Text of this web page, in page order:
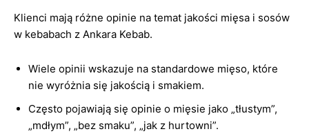
Klienci mają różne opinie na temat jakości mięsa i sosów
w kebabach z Ankara Kebab.
Wiele opinii wskazuje na standardowe mięso, które
nie wyróżnia się jakością i smakiem.
Często pojawiają się opinie o mięsie jako „tłustym”,
„mdłym”, „bez smaku”, „jak z hurtowni”.